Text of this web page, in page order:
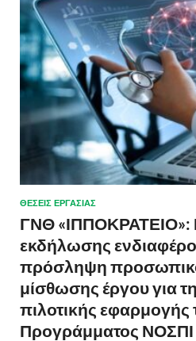
ΘΈΣΕΙΣ ΕΡΓΑΣΊΑΣ
ΓΝΘ
εκδήλωσης
πρόσληψη
μίσθωσης έργου για
πιλοτικής εφαρμογής
Προγράμματος ΝΟΣΠΙ